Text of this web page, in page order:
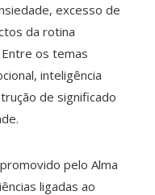
excesso de
da rotina
os temas
inteligência
de significado
pelo Alma
ligadas ao